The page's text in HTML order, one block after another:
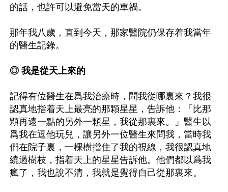
的話，也許可以避免當天的車禍。
那年我八歲，直到今天，那家醫院仍保存着我當年
的醫生記錄。
◎ 我是從天上來的
記得有位醫生在爲我治療時，問我從哪裏來？我很
認真地指着天上最亮的那顆星星，告訴他：「比那
顆再遠一點的另外一顆星，我從那裏來。」醫生以
爲我在逗他玩兒，讓另外一位醫生來問我，當時我
們在院子裏，一棵樹擋住了我的視線，我很認真地
繞過樹枝，指着天上的星星告訴他。他們都以爲我
瘋了，我也說不清，我就是覺得自己從那裏來。